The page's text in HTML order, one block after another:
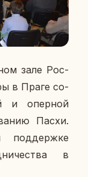
зале Рос­
в Праге со­
и опер­ной
Пасхи.
под­держ­ке
в